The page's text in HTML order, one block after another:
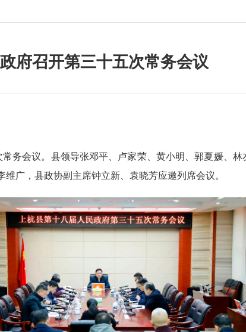
府召开第三十五次常务会议
会议。县领导张邓平、卢家荣、黄小明、郭夏媛、林
广，县政协副主席钟立新、袁晓芳应邀列席会议。